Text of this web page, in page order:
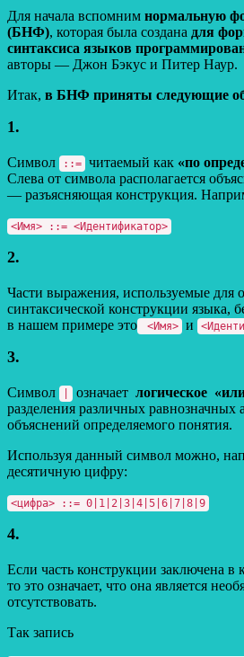
Для начала вспомним нормальную
(БНФ), которая была создана для
синтаксиса языков
авторы — Джон Бэкус и Питер Наур.
Итак, в БНФ приняты следующие
1.
Символ ::= читаемый как «по
Слева от символа располагается
— разъясняющая конструкция.
<Имя> ::= <Идентификатор>
2.
Части выражения, используемые для
синтаксической конструкции языка,
в нашем примере это
<Имя> и
3.
Символ означает логическое
разделения различных равнозначных
объяснений определяемого понятия.
Используя данный символ можно,
десятичную цифру:
<цифра> ::= 0|1|2|3|4|5|6|7|8|9
4.
Если часть конструкции заключена в
то это означает, что она является
отсутствовать.
Так запись